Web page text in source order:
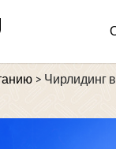
> Чирлидинг